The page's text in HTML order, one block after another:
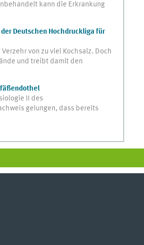
kann die Erkrankung
Deutschen Hochdruckliga für
von zu viel Kochsalz. Doch
und treibt damit den
II des
gelungen, dass bereits